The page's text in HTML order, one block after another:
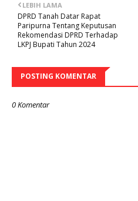
LEBIH LAMA
DPRD Tanah Datar Rapat
Paripurna Tentang Keputusan
Rekomendasi DPRD Terhadap
LKPJ Bupati Tahun 2024
POSTING KOMENTAR
0 Komentar